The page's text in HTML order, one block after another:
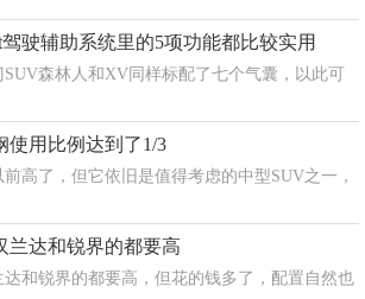
驶辅助系统里的5项功能都比较实用
森林人和XV同样标配了七个气囊，以此可
使用比例达到了1/3
高了，但它依旧是值得考虑的中型SUV之一，
兰达和锐界的都要高
和锐界的都要高，但花的钱多了，配置自然也